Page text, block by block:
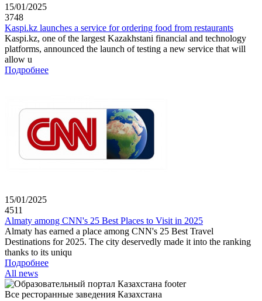
15/01/2025
3748
Kaspi.kz launches a service for ordering food from restaurants
Kaspi.kz, one of the largest Kazakhstani financial and technology
platforms, announced the launch of testing a new service that will
allow u
Подробнее
15/01/2025
4511
Almaty among CNN's 25 Best Places to Visit in 2025
Almaty has earned a place among CNN's 25 Best Travel
Destinations for 2025. The city deservedly made it into the ranking
thanks to its uniqu
Подробнее
All news
Все ресторанные заведения Казахстана